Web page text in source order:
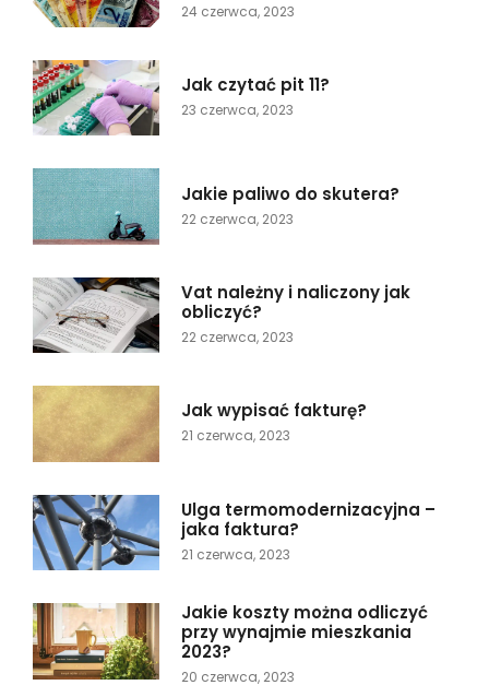
24 czerwca, 2023
Jak czytać pit 11?
23 czerwca, 2023
Jakie paliwo do skutera?
22 czerwca, 2023
Vat należny i naliczony jak
obliczyć?
22 czerwca, 2023
Jak wypisać fakturę?
21 czerwca, 2023
Ulga termomodernizacyjna –
jaka faktura?
21 czerwca, 2023
Jakie koszty można odliczyć
przy wynajmie mieszkania
2023?
20 czerwca, 2023